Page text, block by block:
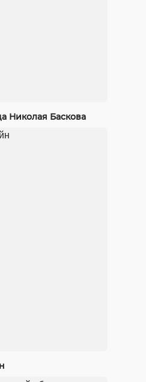
Николая Баскова